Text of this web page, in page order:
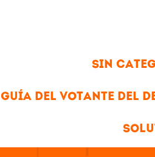
SIN
GUÍA DEL VOTANTE DEL